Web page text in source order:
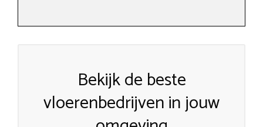
Bekijk de beste
vloerenbedrijven in jouw